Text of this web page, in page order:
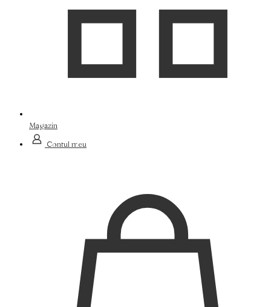
Magazin
Contul meu